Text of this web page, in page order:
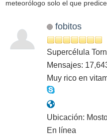
meteorólogo solo el que predice.
fobitos
Supercélula
Mensajes:
Muy rico en
Ubicación:
En línea